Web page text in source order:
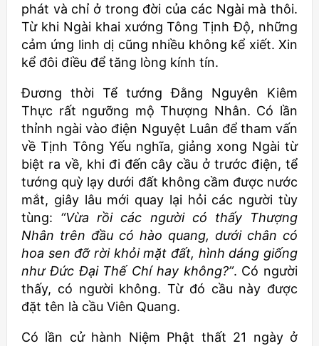
phát và chỉ ở trong đời của các Ngài mà thôi.
Từ khi Ngài khai xướng Tông Tịnh Độ, những
cảm ứng linh dị cũng nhiều không kể xiết. Xin
kể đôi điều để tăng lòng kính tín.
Đương thời Tể tướng Đằng Nguyên Kiêm
Thực rất ngưỡng mộ Thượng Nhân. Có lần
thỉnh ngài vào điện Nguyệt Luân để tham vấn
về Tịnh Tông Yếu nghĩa, giảng xong Ngài từ
biệt ra về, khi đi đến cây cầu ở trước điện, tể
tướng quỳ lạy dưới đất không cầm được nước
mắt, giây lâu mới quay lại hỏi các người tùy
tùng: “Vừa rồi các người có thấy Thượng
Nhân trên đầu có hào quang, dưới chân có
hoa sen đỡ rời khỏi mặt đất, hình dáng giống
như Đức Đại Thế Chí hay không?”. Có người
thấy, có người không. Từ đó cầu này được
đặt tên là cầu Viên Quang.
Có lần cử hành Niệm Phật thất 21 ngày ở